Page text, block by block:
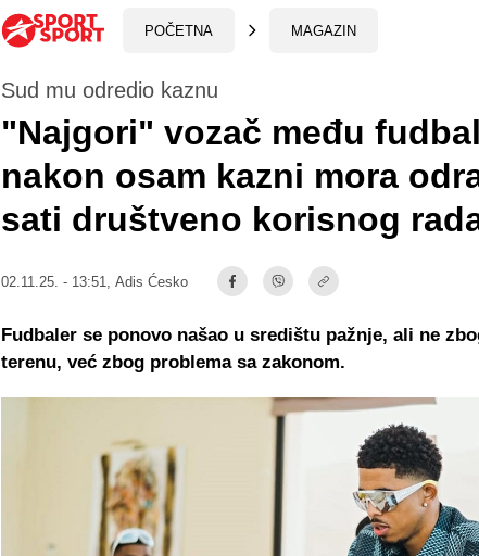
POČETNA MAGAZIN
Sud mu odredio kaznu
"Najgori" vozač među
nakon osam kazni mora
sati društveno korisnog
02.11.25. - 13:51, Adis Ćesko
Fudbaler se ponovo našao u središtu pažnje, ali ne
terenu, već zbog problema sa zakonom.